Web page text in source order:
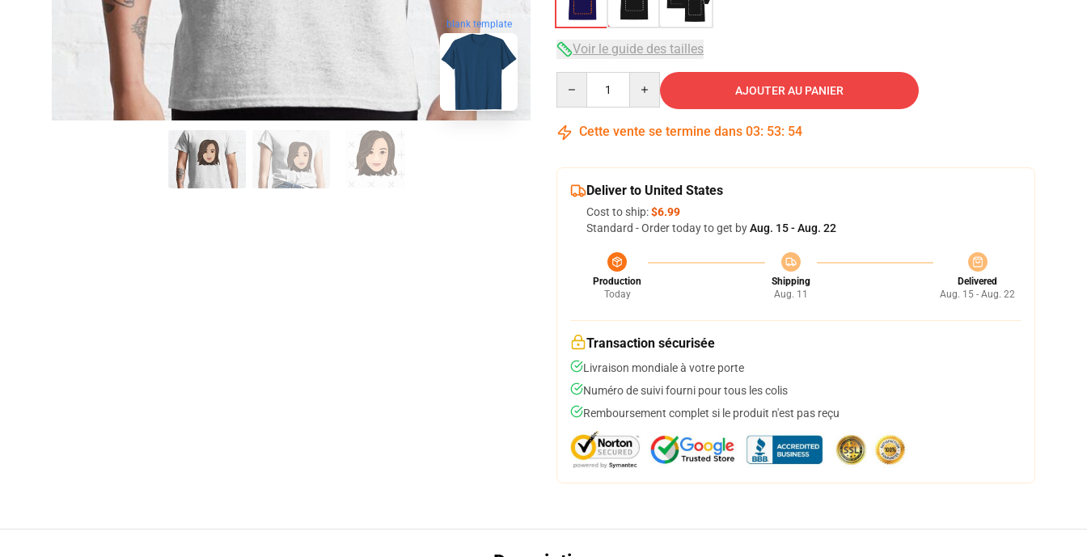
blank template
Voir le guide des tailles
AJOUTER AU PANIER
Cette vente se termine dans 03: 53: 53
Deliver to United States
Cost to ship:$6.99
Standard - Order today to get byAug. 15 - Aug. 22
Production
Today
Shipping
Aug. 11
Delivered
Aug. 15 - Aug. 22
Transaction sécurisée
Livraison mondiale à votre porte
Numéro de suivi fourni pour tous les colis
Remboursement complet si le produit n'est pas reçu